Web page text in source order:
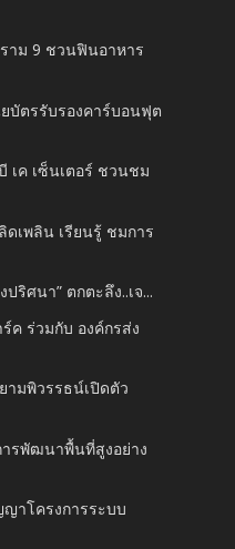
าม 9 ชวนฟินอาหาร
บัตรรับรองคาร์บอนฟุต
เค เซ็นเตอร์ ชวนชม
เพลิน เรียนรู้ ชมการ
ริศนา” ตกตะลึง..เจ...
ค ร่วมกับ องค์กรส่ง
ามพิวรรธน์เปิดตัว
รพัฒนาพื้นที่สูงอย่าง
าโครงการระบบ